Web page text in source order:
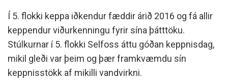
Í 5. flokki keppa iðkendur fæddir árið 2016 og fá allir
keppendur viðurkenningu fyrir sína þátttöku.
Stúlkurnar í 5. flokki Selfoss áttu góðan keppnisdag,
mikil gleði var þeim og þær framkvæmdu sín
keppnisstökk af mikilli vandvirkni.